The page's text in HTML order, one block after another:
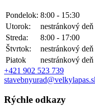
Pondelok: 8:00 - 15:30
Utorok:
nestránkový deň
Streda:
8:00 - 17:00
Štvrtok:
nestránkový deň
Piatok
nestránkový deň
+421 902 523 739
Rýchle odkazy